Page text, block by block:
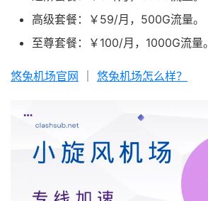
高级套餐：￥59/月，500G流量。
至尊套餐：￥100/月，1000G流量。
悠兔机场官网 悠兔机场怎么样？